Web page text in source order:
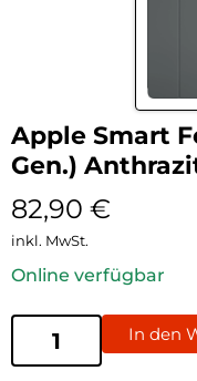
Apple Smart
Gen.)
82,90 €
inkl. MwSt.
Online verfügbar
In den